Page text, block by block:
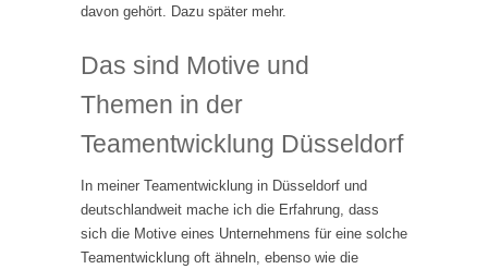
davon gehört. Dazu später mehr.
Das sind Motive und
Themen in der
Teamentwicklung Düsseldorf
In meiner Teamentwicklung in Düsseldorf und
deutschlandweit mache ich die Erfahrung, dass
sich die Motive eines Unternehmens für eine solche
Teamentwicklung oft ähneln, ebenso wie die